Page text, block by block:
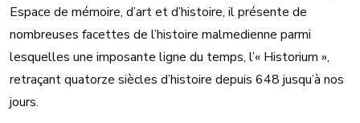
Espace de mémoire, d’art et d’histoire, il présente de
nombreuses facettes de l’histoire malmedienne parmi
lesquelles une imposante ligne du temps, l’« Historium »,
retraçant quatorze siècles d’histoire depuis 648 jusqu’à nos
jours.